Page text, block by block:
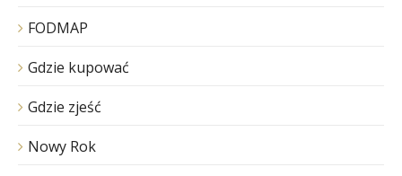
FODMAP
Gdzie kupować
Gdzie zjeść
Nowy Rok